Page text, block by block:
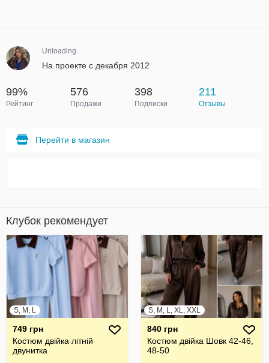
Unloading
На проекте с декабря 2012
99%
Рейтинг
576
Продажи
398
Подписки
211
Отзывы
Перейти в магазин
Клубок рекомендует
S, M, L
749 грн
Костюм двійка літній
двунитка
S, M, L, XL, XXL
840 грн
Костюм двійка Шовк 42-46,
48-50